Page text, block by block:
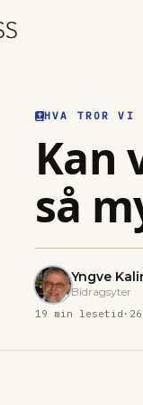
HVA TROR VI
Kan
så
Yngve
Bidragsyter
19 min lesetid ·